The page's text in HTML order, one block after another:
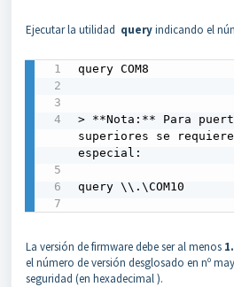
Ejecutar la utilidad queryindicando el
query COM8
> **Nota:** Para
superiores se
especial:
query \\.\COM10
La versión de firmware debe ser al menos
el número de versión desglosado en nº
seguridad (en hexadecimal).